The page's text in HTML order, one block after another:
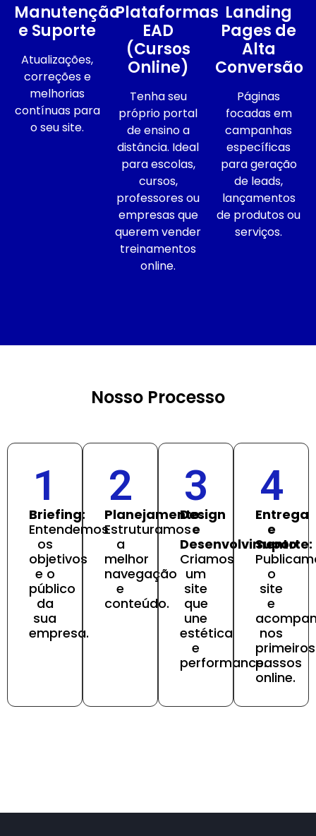
Manutenção
e Suporte
Atualizações,
correções e
melhorias
contínuas para
o seu site.
Plataformas
EAD
(Cursos
Online)
Tenha seu
próprio portal
de ensino a
distância. Ideal
para escolas,
cursos,
professores ou
empresas que
querem vender
treinamentos
online.
Landing
Pages de
Alta
Conversão
Páginas
focadas em
campanhas
específicas
para geração
de leads,
lançamentos
de produtos ou
serviços.
Nosso Processo
1
Briefing:
Entendemos
os
objetivos
e o
público
da
sua
empresa.
2
Planejamento:
Estruturamos
a
melhor
navegação
e
conteúdo.
3
Design
e
Desenvolvimento:
Criamos
um
site
que
une
estética
e
performance.
4
Entrega
e
Suporte:
o
site
e
nos
primeiros
passos
online.